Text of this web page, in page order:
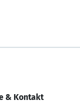
& Kontakt